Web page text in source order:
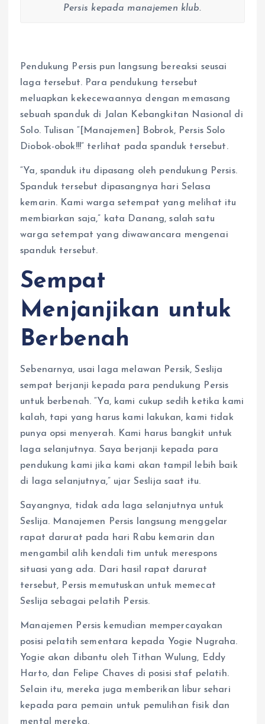
Persis kepada manajemen klub.
Pendukung Persis pun langsung bereaksi seusai
laga tersebut. Para pendukung tersebut
meluapkan kekecewaannya dengan memasang
sebuah spanduk di Jalan Kebangkitan Nasional di
Solo. Tulisan “[Manajemen] Bobrok, Persis Solo
Diobok-obok!!!” terlihat pada spanduk tersebut.
“Ya, spanduk itu dipasang oleh pendukung Persis.
Spanduk tersebut dipasangnya hari Selasa
kemarin. Kami warga setempat yang melihat itu
membiarkan saja,” kata Danang, salah satu
warga setempat yang diwawancara mengenai
spanduk tersebut.
Sempat
Menjanjikan untuk
Berbenah
Sebenarnya, usai laga melawan Persik, Seslija
sempat berjanji kepada para pendukung Persis
untuk berbenah. “Ya, kami cukup sedih ketika kami
kalah, tapi yang harus kami lakukan, kami tidak
punya opsi menyerah. Kami harus bangkit untuk
laga selanjutnya. Saya berjanji kepada para
pendukung kami jika kami akan tampil lebih baik
di laga selanjutnya,” ujar Seslija saat itu.
Sayangnya, tidak ada laga selanjutnya untuk
Seslija. Manajemen Persis langsung menggelar
rapat darurat pada hari Rabu kemarin dan
mengambil alih kendali tim untuk merespons
situasi yang ada. Dari hasil rapat darurat
tersebut, Persis memutuskan untuk memecat
Seslija sebagai pelatih Persis.
Manajemen Persis kemudian mempercayakan
posisi pelatih sementara kepada Yogie Nugraha.
Yogie akan dibantu oleh Tithan Wulung, Eddy
Harto, dan Felipe Chaves di posisi staf pelatih.
Selain itu, mereka juga memberikan libur sehari
kepada para pemain untuk pemulihan fisik dan
mental mereka.